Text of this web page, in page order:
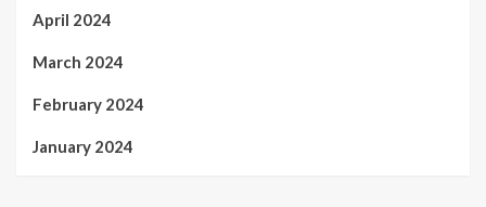
April 2024
March 2024
February 2024
January 2024